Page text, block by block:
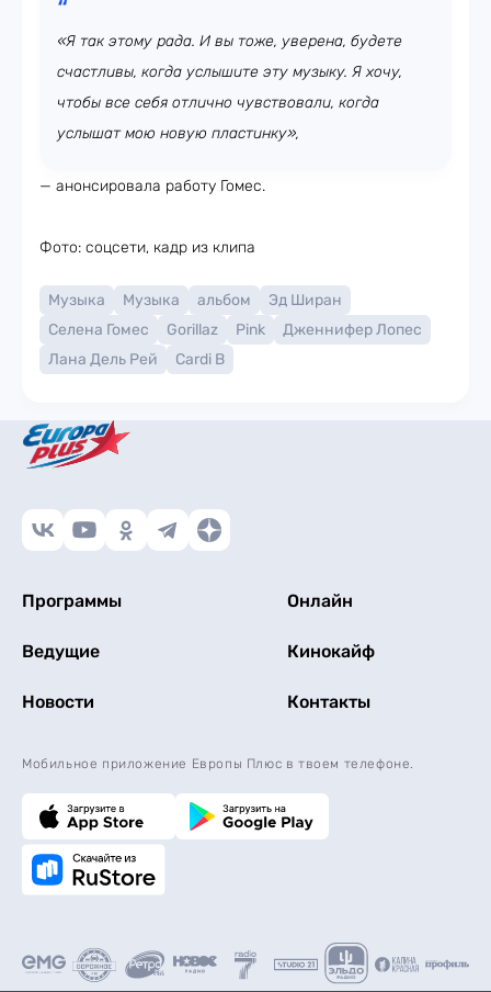
«Я так этому рада. И вы тоже, уверена, будете
счастливы, когда услышите эту музыку. Я хочу,
чтобы все себя отлично чувствовали, когда
услышат мою новую пластинку»,
— анонсировала работу Гомес.
Фото: соцсети, кадр из клипа
Музыка Музыка альбом
Эд Ширан
Селена Гомес
Gorillaz Pink
Дженнифер Лопес
Лана Дель Рей
Cardi B
Программы Онлайн
Ведущие Кинокайф
Новости Контакты
Мобильное приложение Европы Плюс в твоем телефоне.